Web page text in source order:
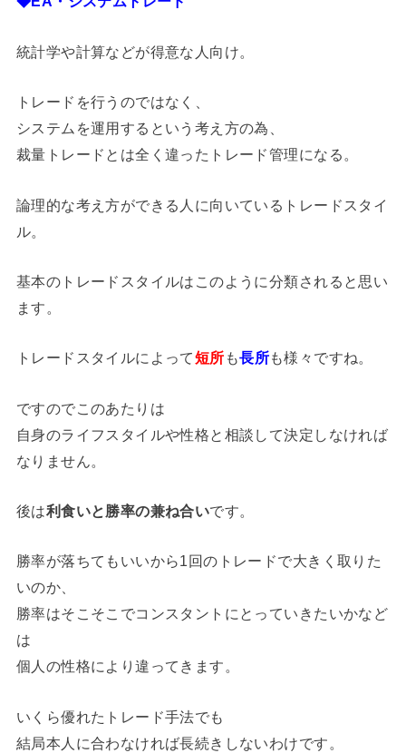
統計学や計算などが得意な人向け。
トレードを行うのではなく、
システムを運用するという考え方の為、
裁量トレードとは全く違ったトレード管理になる。
論理的な考え方ができる人に向いているトレードスタイ
ル。
基本のトレードスタイルはこのように分類されると思い
ます。
トレードスタイルによって短所 も長所も様々ですね。
ですのでこのあたりは
自身のライフスタイルや性格と相談して決定しなければ
なりません。
後は利食いと勝率の兼ね合いです。
勝率が落ちてもいいから1回のトレードで大きく取りた
いのか、
勝率はそこそこでコンスタントにとっていきたいかなど
は
個人の性格により違ってきます。
いくら優れたトレード手法でも
結局本人に合わなければ長続きしないわけです。